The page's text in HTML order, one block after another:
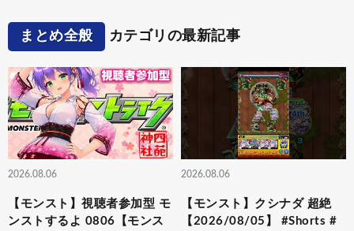
まとめ全般 カテゴリの最新記事
2026.08.06
【モンスト】視聴者参加型 モ
ンストするよ 0806【モンス
2026.08.06
【モンスト】クシナダ 超絶
【2026/08/05】 #Shorts #